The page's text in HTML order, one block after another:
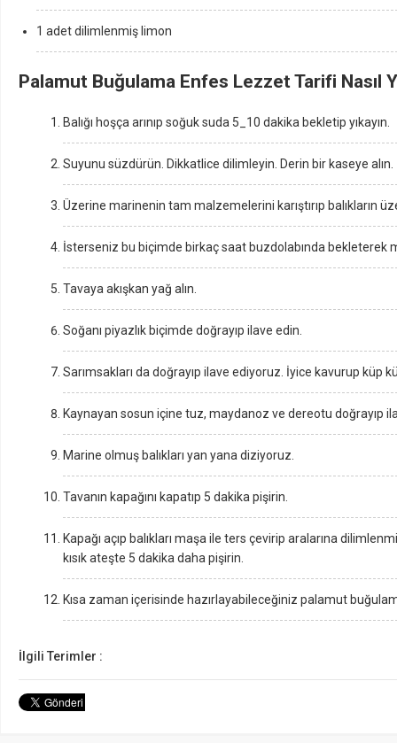
1 adet dilimlenmiş limon
Palamut Buğulama Enfes Lezzet Tarifi Nasıl
Balığı hoşça arınıp soğuk suda 5_10 dakika bekletip yıkayın.
Suyunu süzdürün. Dikkatlice dilimleyin. Derin bir kaseye alın.
Üzerine marinenin tam malzemelerini karıştırıp balıkların
İsterseniz bu biçimde birkaç saat buzdolabında bekleterek
Tavaya akışkan yağ alın.
Soğanı piyazlık biçimde doğrayıp ilave edin.
Sarımsakları da doğrayıp ilave ediyoruz. İyice kavurup küp
Kaynayan sosun içine tuz, maydanoz ve dereotu doğrayıp
Marine olmuş balıkları yan yana diziyoruz.
Tavanın kapağını kapatıp 5 dakika pişirin.
Kapağı açıp balıkları maşa ile ters çevirip aralarına
kısık ateşte 5 dakika daha pişirin.
Kısa zaman içerisinde hazırlayabileceğiniz palamut
İlgili Terimler :